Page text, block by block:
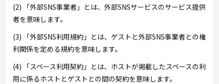
(2) 「外部SNS事業者」とは、外部SNSサービスのサービス提供
者を意味します。
(3) 「外部SNS利用規約」とは、ゲストと外部SNS事業者との権
利関係を定める規約を意味します。
(4) 「スペース利用契約」とは、ホストが掲載したスペースの利
用に係るホストとゲストとの間の契約を意味します。